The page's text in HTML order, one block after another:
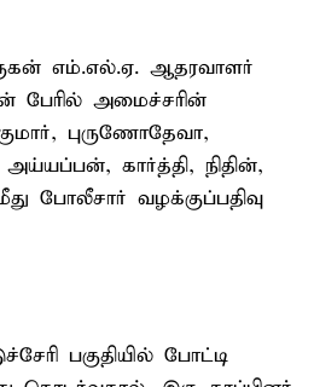
எம்.எல்.ஏ. ஆதரவாளர்
பேரில் அமைச்சரின்
புருணோதேவா,
கார்த்தி, நிதின்,
போலீசார் வழக்குப்பதிவு
பகுதியில் போட்டி